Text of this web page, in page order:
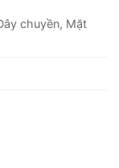
chuyền, Mặt